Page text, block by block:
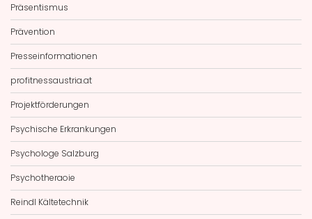
Präsentismus
Prävention
Presseinformationen
profitnessaustria.at
Projektförderungen
Psychische Erkrankungen
Psychologe Salzburg
Psychotheraoie
Reindl Kältetechnik